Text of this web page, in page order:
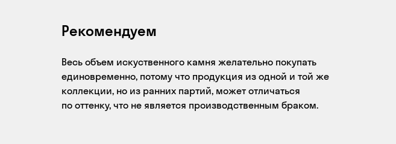
Рекомендуем
Весь объем искуственного камня желательно покупать
единовременно, потому что продукция из одной и той же
коллекции, но из ранних партий, может отличаться
по оттенку, что не является производственным браком.